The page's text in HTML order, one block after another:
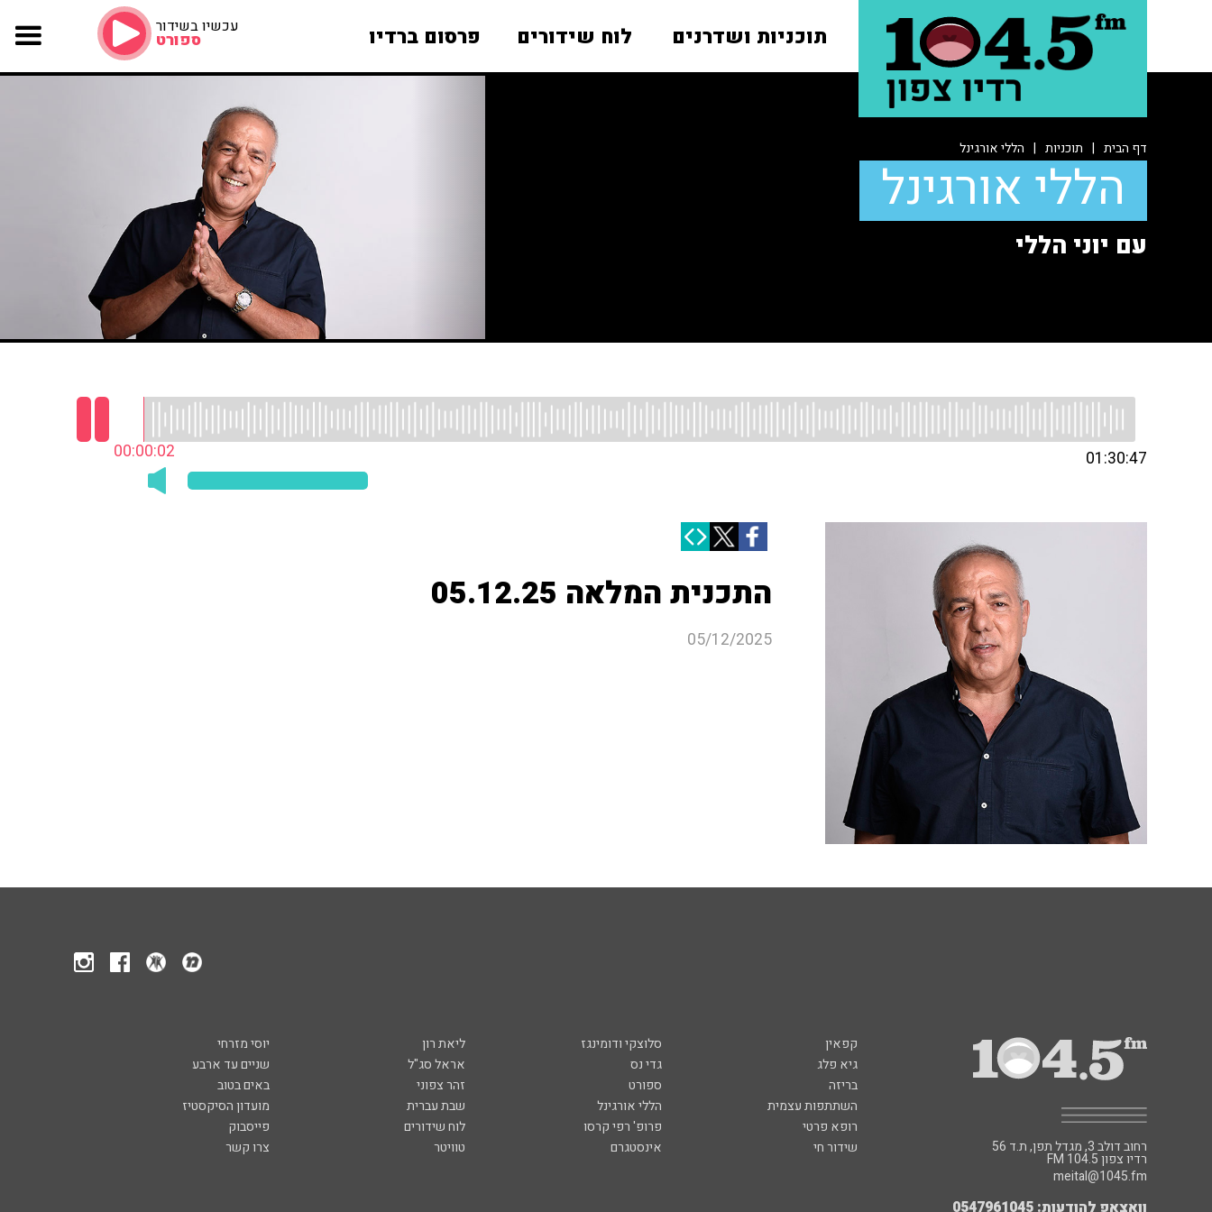
תוכניות ושדרנים לוח שידורים פרסום ברדיו עכשיו בשידור
ספורט
דף הבית | תוכניות | הללי אורגינל
הללי אורגינל
עם יוני הללי
00:00:03 01:30:47
התכנית המלאה 05.12.25
05/12/2025
קפאין סלוצקי ודומינגז ליאת רון
יוסי מזרחי
גיא פלג
גדי נס אראל סג"ל
שניים עד ארבע
בריזה
ספורט זהר צפוני
באים בטוב
השתתפות עצמית
הללי אורגינל שבת עברית
מועדון הסיקסטיז
רופא פרטי
פרופ' רפי קרסו לוח שידורים
פייסבוק
שידור חי
אינסטגרם טוויטר צרו קשר רחוב דולב 3, מגדל תפן, ת.ד 56
FM רדיו צפון 104.5
meital@1045.fm
וואצאפ להודעות: 0547961045